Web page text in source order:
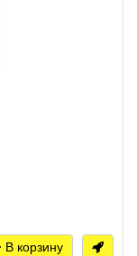
В корзину